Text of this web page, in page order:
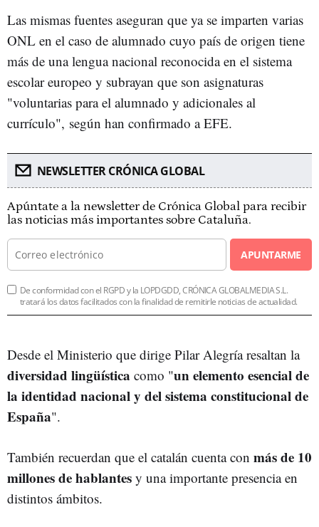
Las mismas fuentes aseguran que ya se imparten varias
ONL en el caso de alumnado cuyo país de origen tiene
más de una lengua nacional reconocida en el sistema
escolar europeo y subrayan que son asignaturas
"voluntarias para el alumnado y adicionales al
currículo", según han confirmado a EFE.
NEWSLETTER CRÓNICA GLOBAL
Apúntate a la newsletter de Crónica Global para recibir
las noticias más importantes sobre Cataluña.
APUNTARME
De conformidad con el RGPD y la LOPDGDD, CRÓNICA GLOBALMEDIA S.L.
tratará los datos facilitados con la finalidad de remitirle noticias de actualidad.
Desde el Ministerio que dirige Pilar Alegría resaltan la
diversidad lingüística como "un elemento esencial de
la identidad nacional y del sistema constitucional de
España".
También recuerdan que el catalán cuenta con más de 10
millones de hablantes y una importante presencia en
distintos ámbitos.